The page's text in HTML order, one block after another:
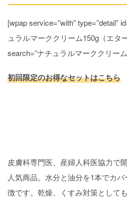
[wpap service=”with” type=”detail”
ュラルマーククリーム150g（エタ
search=”ナチュラルマーククリー
初回限定のお得なセットはこちら
皮膚科専門医、産婦人科医協力で
人気商品。水分と油分を1本でカ
徴です。乾燥、くすみ対策として